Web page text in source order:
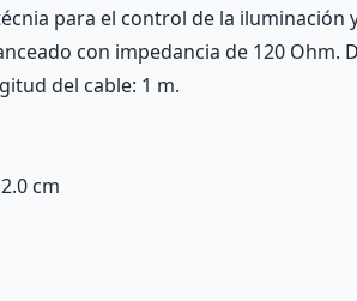
para el control de la
con impedancia de 120 Ohm.
del cable: 1 m.
cm